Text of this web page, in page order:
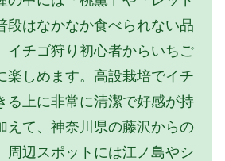
段はなかなか食べられない品
イチゴ狩り初心者からいちご
楽しめます。高設栽培でイチ
る上に非常に清潔で好感が持
えて、神奈川県の藤沢からの
周辺スポットには江ノ島やシ